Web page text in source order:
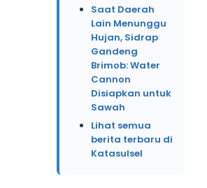
Saat Daerah
Lain Menunggu
Hujan, Sidrap
Gandeng
Brimob: Water
Cannon
Disiapkan untuk
Sawah
Lihat semua
berita terbaru di
Katasulsel